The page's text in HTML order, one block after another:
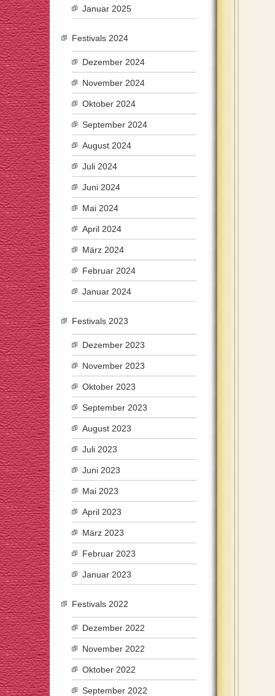
Januar 2025
Festivals 2024
Dezember 2024
November 2024
Oktober 2024
September 2024
August 2024
Juli 2024
Juni 2024
Mai 2024
April 2024
März 2024
Februar 2024
Januar 2024
Festivals 2023
Dezember 2023
November 2023
Oktober 2023
September 2023
August 2023
Juli 2023
Juni 2023
Mai 2023
April 2023
März 2023
Februar 2023
Januar 2023
Festivals 2022
Dezember 2022
November 2022
Oktober 2022
September 2022